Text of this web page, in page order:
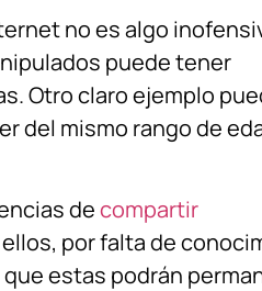
no es algo
puede tener
Otro claro ejemplo
del mismo rango de
decompartir
por falta de
estas podrán